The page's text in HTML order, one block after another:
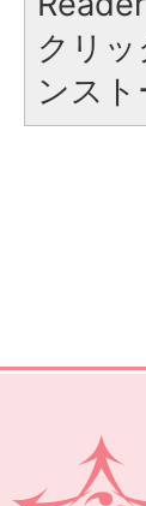
クリ
ンスト